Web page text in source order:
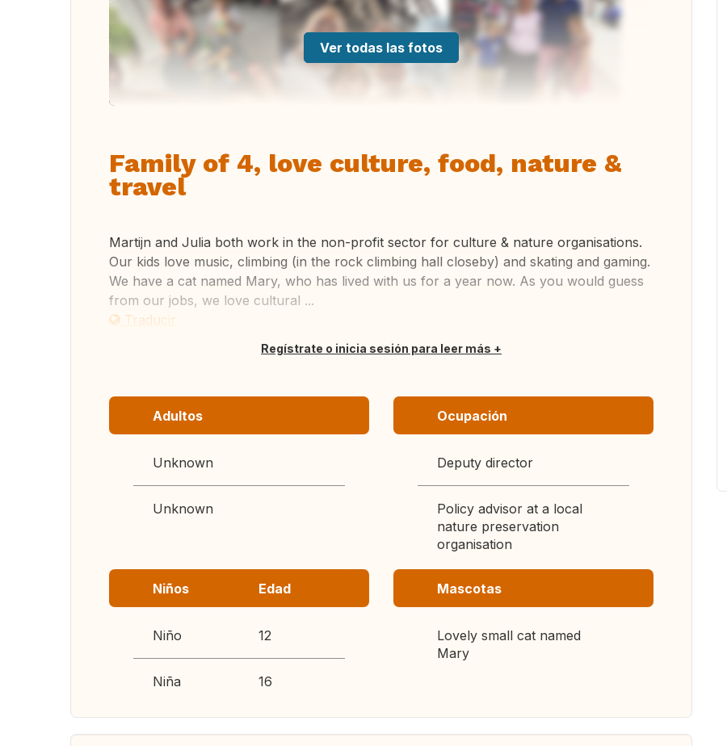
Ver todas las fotos
Family of 4, love culture, food, nature &
travel
Martijn and Julia both work in the non-profit sector for culture & nature organisations.
Our kids love music, climbing (in the rock climbing hall closeby) and skating and gaming.
We have a cat named Mary, who has lived with us for a year now. As you would guess
from our jobs, we love cultural ...
Traducir
Regístrate o inicia sesión para leer más
Adultos
Unknown
Unknown
Ocupación
Deputy director
Policy advisor at a local
nature preservation
organisation
Niños Edad
Niño 12
Niña 16
Mascotas
Lovely small cat named
Mary